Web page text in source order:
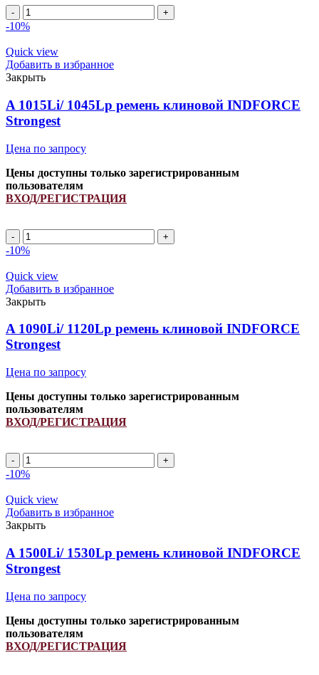
Ремень
H238867
quantity
-10%
Quick view
Добавить в избранное
Закрыть
A 1015Li/ 1045Lp ремень клиновой INDFORCE
Strongest
Цена по запросу
Цены доступны только зарегистрированным
пользователям
ВХОД/РЕГИСТРАЦИЯ
A
1015Li/
ремень
клиновой
INDFORCE
Strongest
quantity
-10%
Quick view
Добавить в избранное
Закрыть
A 1090Li/ 1120Lp ремень клиновой INDFORCE
Strongest
Цена по запросу
Цены доступны только зарегистрированным
пользователям
ВХОД/РЕГИСТРАЦИЯ
A
1090Li/
ремень
клиновой
INDFORCE
Strongest
quantity
-10%
Quick view
Добавить в избранное
Закрыть
A 1500Li/ 1530Lp ремень клиновой INDFORCE
Strongest
Цена по запросу
Цены доступны только зарегистрированным
пользователям
ВХОД/РЕГИСТРАЦИЯ